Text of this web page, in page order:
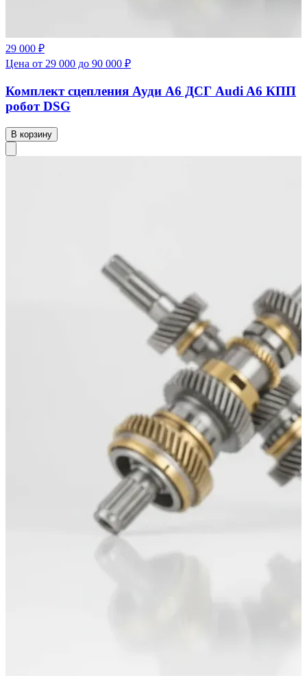
29 000 ₽
Цена от 29 000 до 90 000 ₽
Комплект сцепления Ауди А6 ДСГ Audi A6 КПП
робот DSG
В корзину